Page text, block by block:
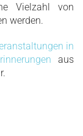
Vielzahl von
werden.
in
aus